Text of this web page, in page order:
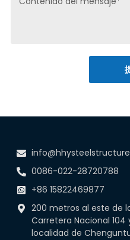
0086-022-28720788
+86 15822469877
200 metros al este de
Carretera Nacional
localidad de